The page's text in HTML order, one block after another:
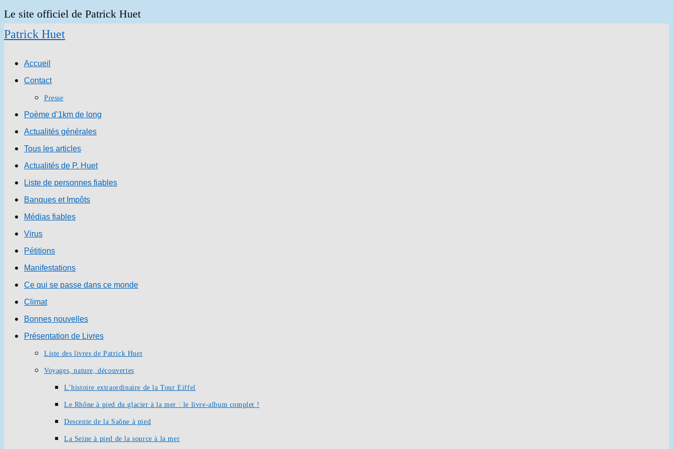
Skip
to
Le site officiel de Patrick Huet
Patrick Huet
Accueil
Contact
Presse
Poème d’1km de long
Actualités générales
Tous les articles
Actualités de P. Huet
Liste de personnes fiables
Banques et Impôts
Médias fiables
Virus
Pétitions
Manifestations
Ce qui se passe dans ce monde
Climat
Bonnes nouvelles
Présentation de Livres
Liste des livres de Patrick Huet
Voyages, nature, découvertes
L’histoire extraordinaire de la Tour Eiffel
Le Rhône à pied du glacier à la mer : le livre-album complet !
Descente de la Saône à pied
La Seine à pied de la source à la mer